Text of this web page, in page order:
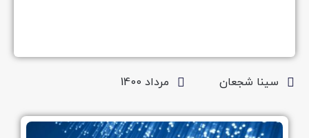
سینا شجعان مرداد 1400